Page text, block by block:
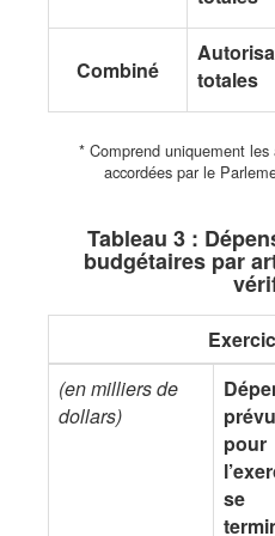
Combiné
totales
* Comprend uniquement
accordées par le
Tableau 3 :
budgétaires par
(en milliers de
dollars)
pour
se